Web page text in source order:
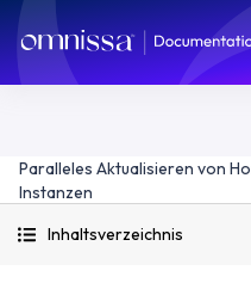
Paralleles Aktualisieren von
Instanzen
Inhaltsverzeichnis